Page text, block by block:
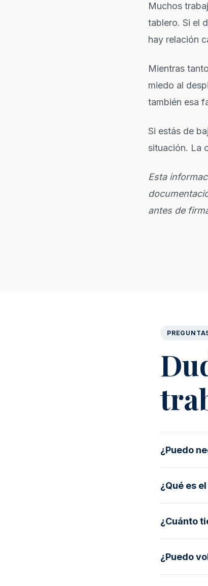
Muchos
tablero. Si el
hay relación
Mientras
miedo al
también esa
Si estás de
situación. La
Esta
antes de
¿Puedo
¿Qué es
¿Cuánto
¿Puedo